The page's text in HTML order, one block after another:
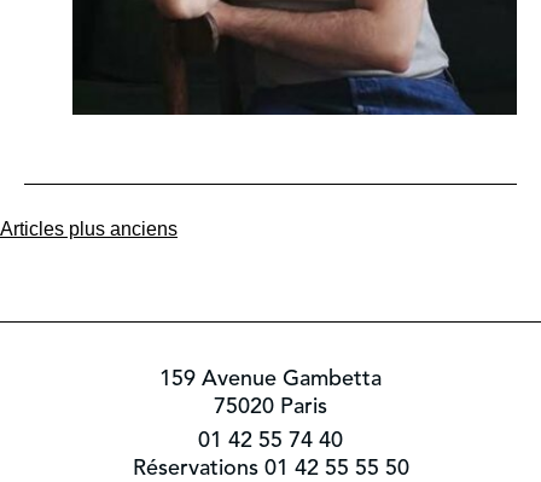
Navigation
Articles plus anciens
159 Avenue Gambetta
75020 Paris
01 42 55 74 40
Réservations 01 42 55 55 50